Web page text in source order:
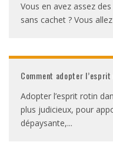
Vous en avez assez
sans cachet ? Vous
Comment adopter
Adopter l’esprit rotin
plus judicieux, pour
dépaysante,...